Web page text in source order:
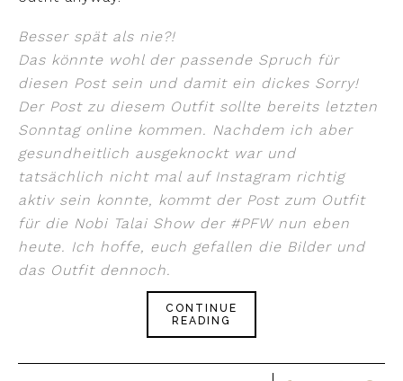
Besser spät als nie?!
Das könnte wohl der passende Spruch für
diesen Post sein und damit ein dickes Sorry!
Der Post zu diesem Outfit sollte bereits letzten
Sonntag online kommen. Nachdem ich aber
gesundheitlich ausgeknockt war und
tatsächlich nicht mal auf Instagram richtig
aktiv sein konnte, kommt der Post zum Outfit
für die Nobi Talai Show der #PFW nun eben
heute. Ich hoffe, euch gefallen die Bilder und
das Outfit dennoch.
CONTINUE
READING